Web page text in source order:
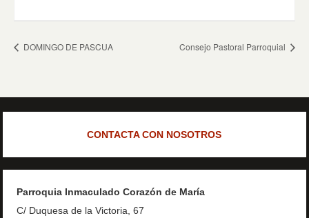
DOMINGO DE PASCUA Consejo Pastoral Parroquial
CONTACTA CON NOSOTROS
Parroquia Inmaculado Corazón de María
C/ Duquesa de la Victoria, 67